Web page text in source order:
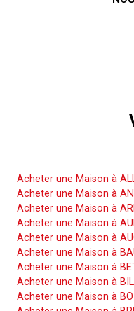
Acheter une Maison à
Acheter une Maison à
Acheter une Maison à
Acheter une Maison à
Acheter une Maison à
Acheter une Maison à
Acheter une Maison à
Acheter une Maison à
Acheter une Maison à